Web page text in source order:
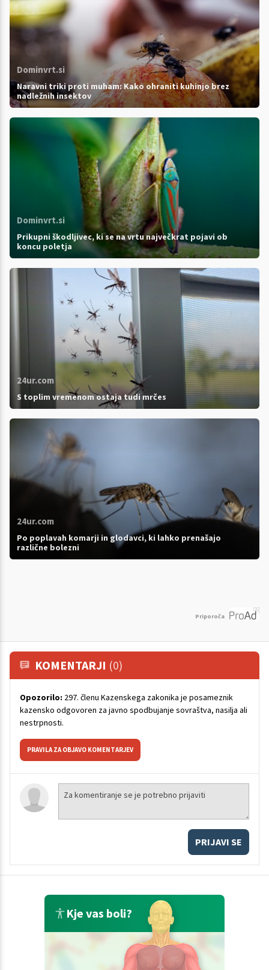
Dominvrt.si
Naravni triki proti muham: Kako ohraniti kuhinjo brez
nadležnih insektov
Dominvrt.si
Prikupni škodljivec, ki se na vrtu največkrat pojavi ob
koncu poletja
24ur.com
S toplim vremenom ostaja tudi mrčes
24ur.com
Po poplavah komarji in glodavci, ki lahko prenašajo
različne bolezni
Priporoča
KOMENTARJI (0)
Opozorilo: 297. členu Kazenskega zakonika je posameznik
kazensko odgovoren za javno spodbujanje sovraštva, nasilja ali
nestrpnosti.
PRAVILA ZA OBJAVO KOMENTARJEV
PRIJAVI SE
Kje vas boli?